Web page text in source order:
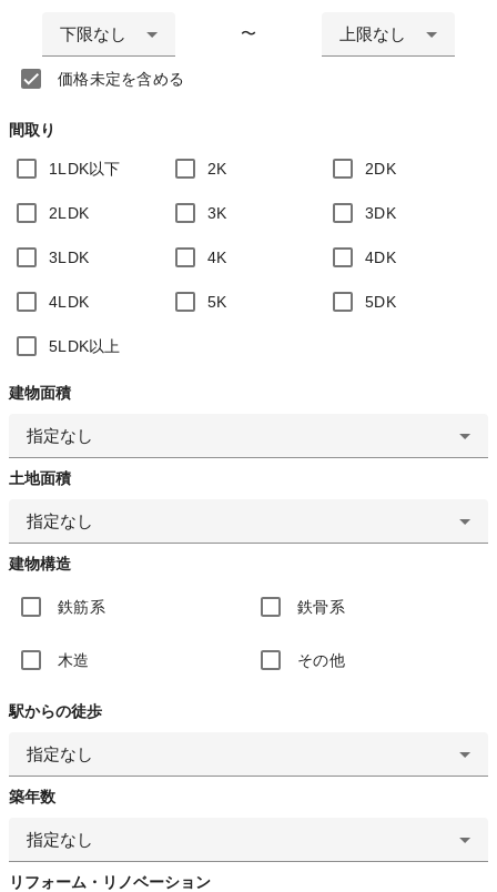
下限なし 〜 上限なし
価格未定を含める
間取り
1LDK以下 2K 2DK
2LDK 3K 3DK
3LDK 4K 4DK
4LDK 5K 5DK
5LDK以上
建物面積
指定なし
土地面積
指定なし
建物構造
鉄筋系 鉄骨系
木造 その他
駅からの徒歩
指定なし
築年数
指定なし
リフォーム・リノベーション